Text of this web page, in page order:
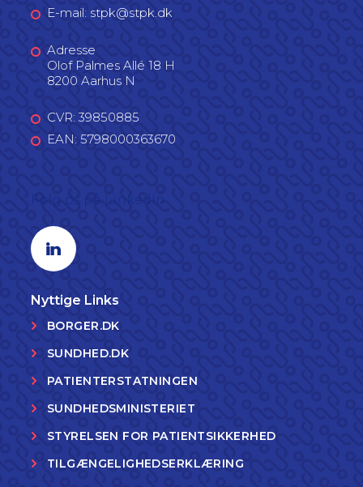
E-mail: stpk@stpk.dk
Adresse
Olof Palmes Allé 18 H
8200 Aarhus N
CVR: 39850885
EAN: 5798000363670
Linkedin profil
Nyttige Links
BORGER.DK
SUNDHED.DK
PATIENTERSTATNINGEN
SUNDHEDSMINISTERIET
STYRELSEN FOR PATIENTSIKKERHED
TILGÆNGELIGHEDSERKLÆRING